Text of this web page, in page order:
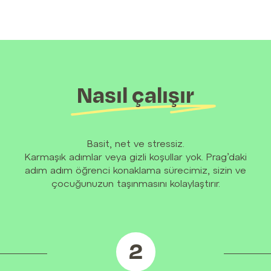
Nasıl çalışır
Basit, net ve stressiz.
Karmaşık adımlar veya gizli koşullar yok. Prag’daki
adım adım öğrenci konaklama sürecimiz, sizin ve
çocuğunuzun taşınmasını kolaylaştırır.
2